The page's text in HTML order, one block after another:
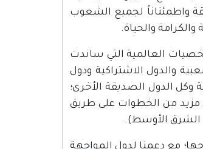
واطمئناناً لجميع الشعوب
والحياة.
العالمية التي ساندت
والدول الاشتراكية ودول
وكل الدول الصديقة الأخرى؛
مزيد من الخطوات على طريق
الشرق الأوسط).